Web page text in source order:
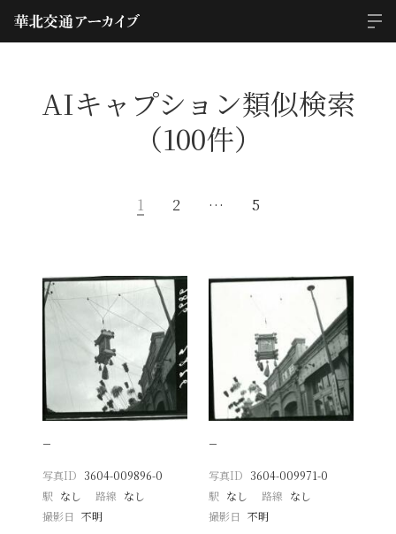
AIキャプション類似検索
（100件）
1 2 … 5
−
写真ID 3604-009896-0
駅 なし 路線 なし
撮影日
不明
−
写真ID 3604-009971-0
駅 なし 路線 なし
撮影日 不明